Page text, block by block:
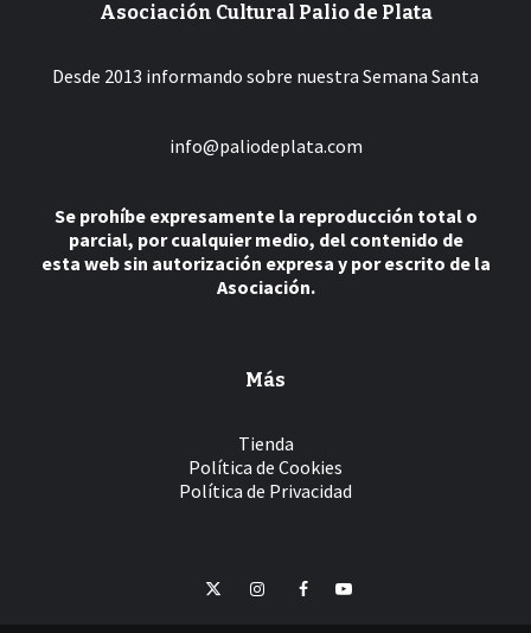
Asociación Cultural Palio de Plata
Desde 2013 informando sobre nuestra Semana Santa
info@paliodeplata.com
Se prohíbe expresamente la reproducción total o
parcial, por cualquier medio, del contenido de
esta web sin autorización expresa y por escrito de la
Asociación.
Más
Tienda
Política de Cookies
Política de Privacidad
TwitterInstagramFacebookYouTube